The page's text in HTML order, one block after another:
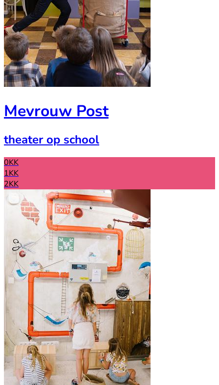
Mevrouw Post
theater op school
0KK
1KK
2KK